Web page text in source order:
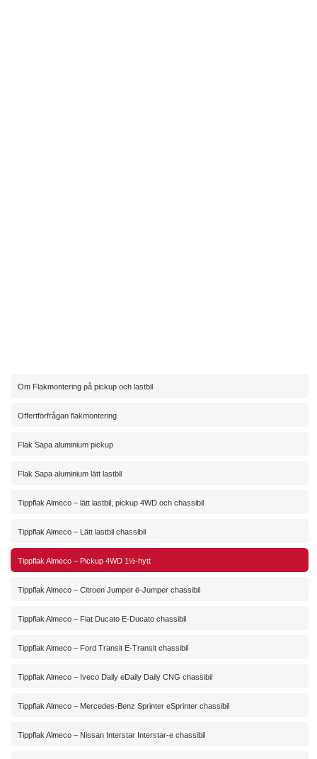
Om Flakmontering på pickup och lastbil
Offertförfrågan flakmontering
Flak Sapa aluminium pickup
Flak Sapa aluminium lätt lastbil
Tippflak Almeco – lätt lastbil, pickup 4WD och chassibil
Tippflak Almeco – Lätt lastbil chassibil
Tippflak Almeco – Pickup 4WD 1½-hytt
Tippflak Almeco – Citroen Jumper ë-Jumper chassibil
Tippflak Almeco – Fiat Ducato E-Ducato chassibil
Tippflak Almeco – Ford Transit E-Transit chassibil
Tippflak Almeco – Iveco Daily eDaily Daily CNG chassibil
Tippflak Almeco – Mercedes-Benz Sprinter eSprinter chassibil
Tippflak Almeco – Nissan Interstar Interstar-e chassibil